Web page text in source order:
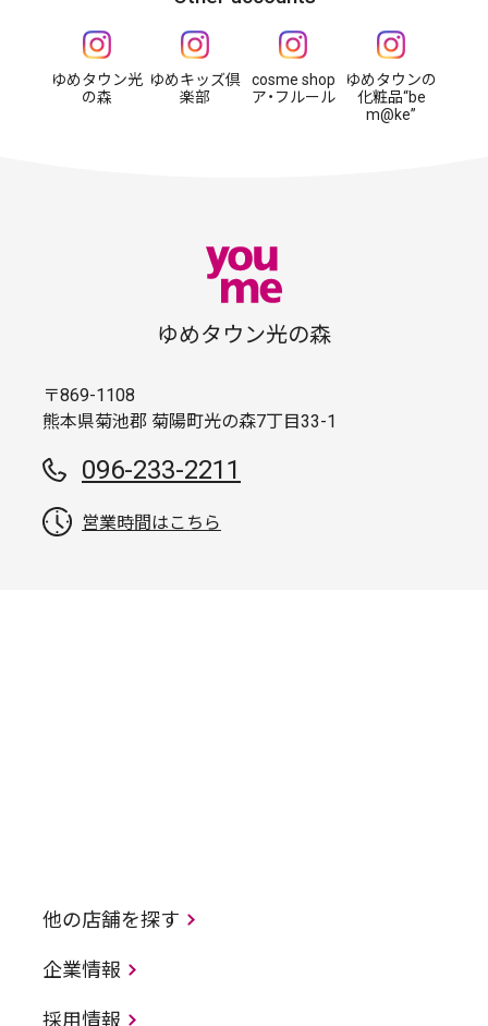
ゆめタウン光
の森
ゆめキッズ倶
楽部
cosme shop
ア・フルール
ゆめタウンの
化粧品“be
m@ke”
ゆめタウン光の森
〒869-1108
熊本県菊池郡 菊陽町光の森7丁目33-1
096-233-2211
営業時間はこちら
他の店舗を探す
企業情報
採用情報